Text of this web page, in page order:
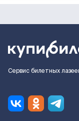
Сервис билетных